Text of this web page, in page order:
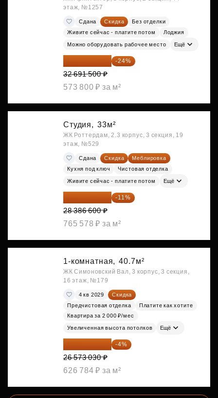
этаж, №1257
Сдана Скидка
Без отделки
Живите сейчас - платите потом
Лоджия
Можно оборудовать рабочее место Ещё
24 845 540 ₽ -24%
32 691 500 ₽
573 800 ₽ за м²
Студия, 33м²
ЖК Роттердам, 2.3 корпус, 3 секция, 19
этаж, №529
Сдана Скидка
Меблировка
Кухня под ключ
Чистовая отделка
Живите сейчас - платите потом Ещё
25 264 074 ₽ -11%
28 386 600 ₽
765 578 ₽ за м²
1-комнатная, 40.7м²
ЖК Симоновский Вал, 3 корпус, 3 секция,
16 этаж, №179
4 кв 2029
Скидка
Предчистовая отделка
Платите как хотите
Квартира за 2 000 ₽/мес
Увеличенная высота потолков Ещё
25 510 109 ₽ -4%
26 573 030 ₽
626 784 ₽ за м²